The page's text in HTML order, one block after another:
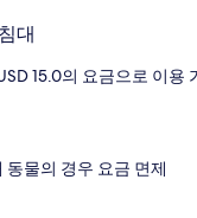
대
15.0의 요금으로 이용
동물의 경우 요금 면제